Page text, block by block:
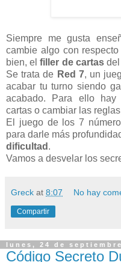
Siempre me gusta
cambie algo con
bien, elfiller de cartasdel
Se trata de Red 7, un
acabar tu turno siendo
acabado. Para ello hay
cartas o cambiar las
El juego de los 7
para darle más
dificultad .
Vamos a desvelar los
Greck at 8:07 No hay
Compartir
lunes, 24 de
Código Secreto